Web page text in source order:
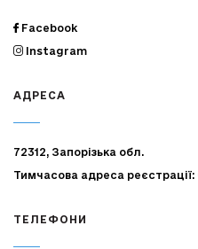
Facebook
Instagram
АДРЕСА
72312, Запорізька обл.
Тимчасова адреса
ТЕЛЕФОНИ